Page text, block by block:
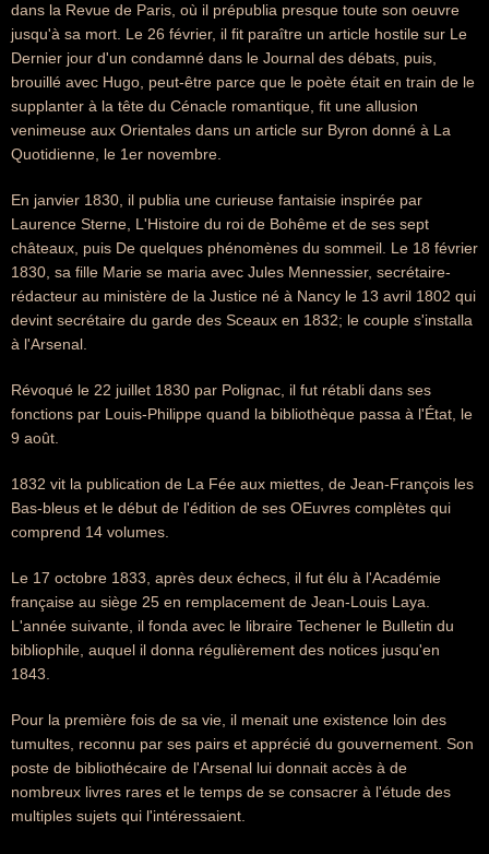
dans la Revue de Paris, où il prépublia presque toute son oeuvre
jusqu'à sa mort. Le 26 février, il fit paraître un article hostile sur Le
Dernier jour d'un condamné dans le Journal des débats, puis,
brouillé avec Hugo, peut-être parce que le poète était en train de le
supplanter à la tête du Cénacle romantique, fit une allusion
venimeuse aux Orientales dans un article sur Byron donné à La
Quotidienne, le 1er novembre.
En janvier 1830, il publia une curieuse fantaisie inspirée par
Laurence Sterne, L'Histoire du roi de Bohême et de ses sept
châteaux, puis De quelques phénomènes du sommeil. Le 18 février
1830, sa fille Marie se maria avec Jules Mennessier, secrétaire-
rédacteur au ministère de la Justice né à Nancy le 13 avril 1802 qui
devint secrétaire du garde des Sceaux en 1832; le couple s'installa
à l'Arsenal.
Révoqué le 22 juillet 1830 par Polignac, il fut rétabli dans ses
fonctions par Louis-Philippe quand la bibliothèque passa à l'État, le
9 août.
1832 vit la publication de La Fée aux miettes, de Jean-François les
Bas-bleus et le début de l'édition de ses OEuvres complètes qui
comprend 14 volumes.
Le 17 octobre 1833, après deux échecs, il fut élu à l'Académie
française au siège 25 en remplacement de Jean-Louis Laya.
L'année suivante, il fonda avec le libraire Techener le Bulletin du
bibliophile, auquel il donna régulièrement des notices jusqu'en
1843.
Pour la première fois de sa vie, il menait une existence loin des
tumultes, reconnu par ses pairs et apprécié du gouvernement. Son
poste de bibliothécaire de l'Arsenal lui donnait accès à de
nombreux livres rares et le temps de se consacrer à l'étude des
multiples sujets qui l'intéressaient.